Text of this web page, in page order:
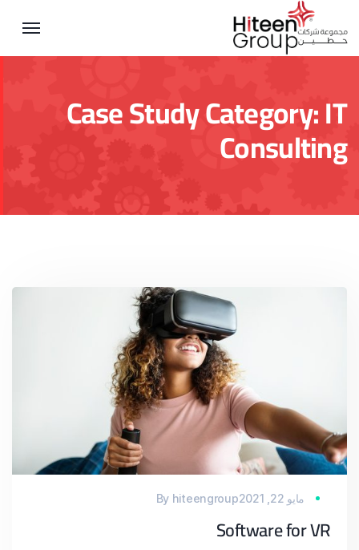
Case Study Category:IT
Consulting
مايو 22, 2021 By hiteengroup
Software for VR